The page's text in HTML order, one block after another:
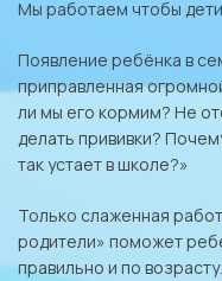
Мы работаем чтобы
Появление ребёнка в
приправленная
ли мы его кормим? Не
делать прививки?
так устает в школе?»
Только слаженная
родители» поможет
правильно и по возрасту.